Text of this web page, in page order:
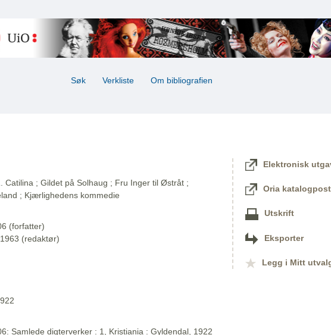
Søk Verkliste Om bibliografien
Catilina ; Gildet på Solhaug ; Fru Inger til Østråt ;
; Kjærlighedens kommedie
(forfatter)
(redaktør)
Samlede digterverker : 1, Kristiania : Gyldendal, 1922
Elektronisk
Oria katalogpost
Utskrift
Eksporter
Legg i Mitt